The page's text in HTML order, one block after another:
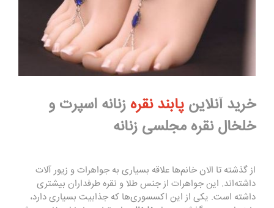
خرید آنلاین پابند نقره زنانه اسپرت و
خلخال نقره مجلسی زنانه
از گذشته تا الان خانم‌ها علاقه بسیاری به جواهرات و زیور آلات
داشته‌اند. این جواهرات از جنس طلا و نقره طرفداران بیشتری
داشته است. یکی از این اکسسوری‌ها که جذابیت بسیاری دارد،